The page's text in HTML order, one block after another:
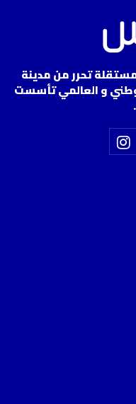
تحرر من مدينة
و العالمي تأسست